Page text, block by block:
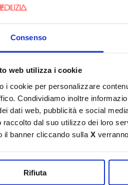
Consenso
web utilizza i cookie
i cookie per personalizzare
Condividiamo inoltre
dati web, pubblicità e social
raccolto dal suo utilizzo dei loro
il banner cliccando sulla X
Rifiuta
agli associati.Sfoglia questo numero
culturali
opportunità da cogliere
guida
– Abi
garanzie crediti